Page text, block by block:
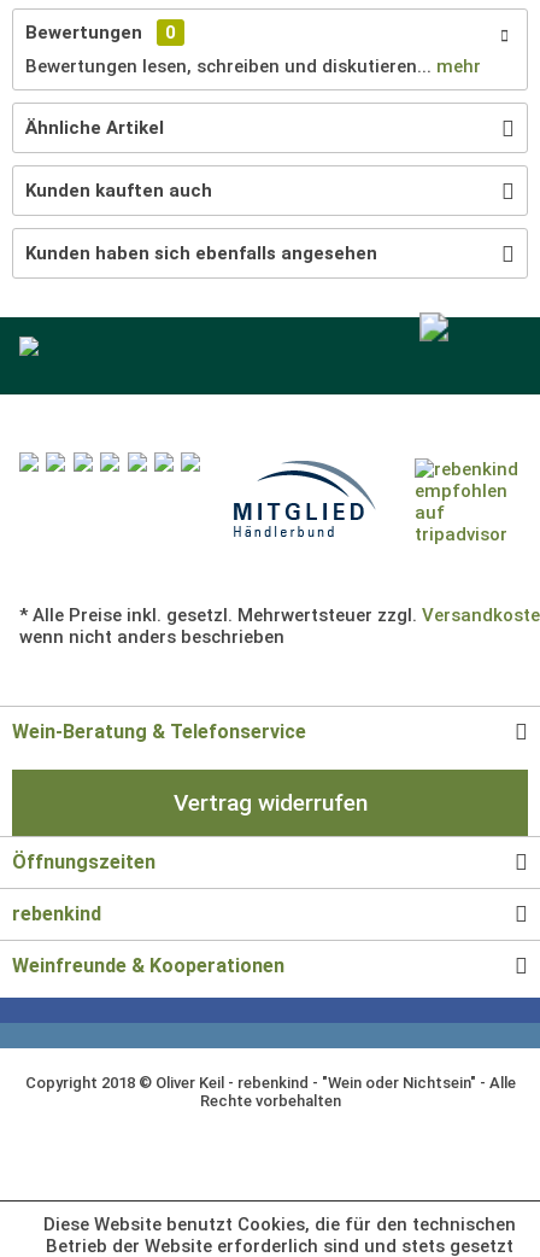
Bewertungen
0
Bewertungen lesen, schreiben und diskutieren... mehr
Ähnliche Artikel
Kunden kauften auch
Kunden haben sich ebenfalls angesehen
* Alle Preise inkl. gesetzl. Mehrwertsteuer zzgl.
wenn nicht anders beschrieben
Wein-Beratung & Telefonservice
Vertrag widerrufen
Öffnungszeiten
rebenkind
Weinfreunde & Kooperationen
Copyright 2018 © Oliver Keil - rebenkind - "Wein oder Nichtsein" - Alle
Rechte vorbehalten
Diese Website benutzt Cookies, die für den technischen
Betrieb der Website erforderlich sind und stets gesetzt